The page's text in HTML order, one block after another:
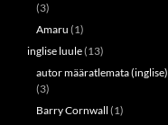
(3)
Amaru (1)
inglise luule(13)
autor määratlemata (inglise)
(3)
Barry Cornwall (1)